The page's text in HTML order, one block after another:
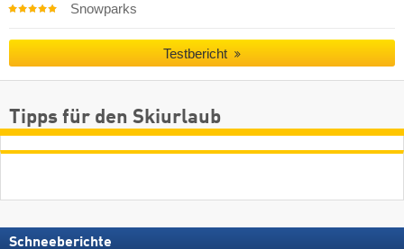
Snowparks
Testbericht
Tipps für den Skiurlaub
Schneeberichte